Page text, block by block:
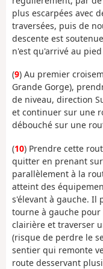
plus escarpées avec
traversées, puis de
descente est
n'est qu'arrivé au
(9) Au premier
Grande Gorge),
de niveau, direction
et continuer sur une
débouché sur une
(10) Prendre cette
quitter en prenant
parallèlement à la
atteint des
s'élevant à gauche. Il
tourne à gauche
clairière et traverser
(risque de perdre le
sentier qui remonte
route desservant